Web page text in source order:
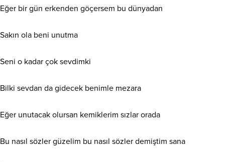
Eğer bir gün erkenden göçersem bu dünyadan
Sakın ola beni unutma
Seni o kadar çok sevdimki
Bilki sevdan da gidecek benimle mezara
Eğer unutacak olursan kemiklerim sızlar orada
Bu nasıl sözler güzelim bu nasıl sözler demiştim sana